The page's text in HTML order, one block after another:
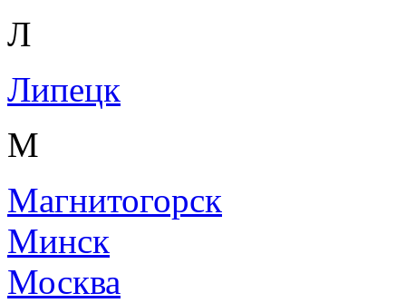
Л
Липецк
М
Магнитогорск
Минск
Москва